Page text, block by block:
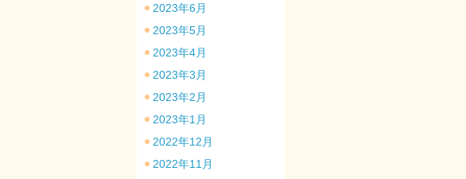
2023年6月
2023年5月
2023年4月
2023年3月
2023年2月
2023年1月
2022年12月
2022年11月